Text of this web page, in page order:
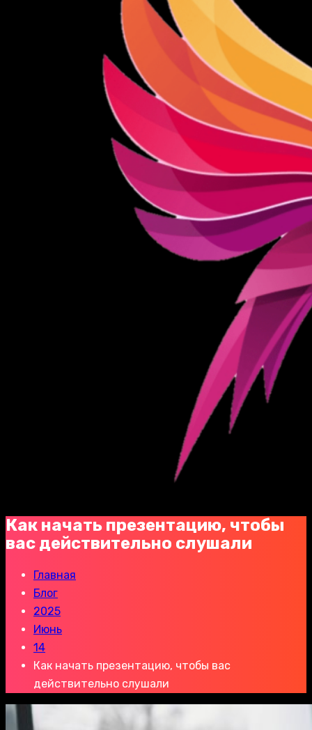
Как начать презентацию, чтобы
вас действительно слушали
Главная
Блог
2025
Июнь
14
Как начать презентацию, чтобы вас
действительно слушали